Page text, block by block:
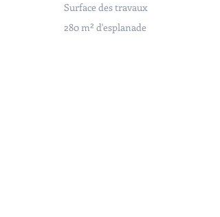
Surface des travaux
280 m² d'esplanade